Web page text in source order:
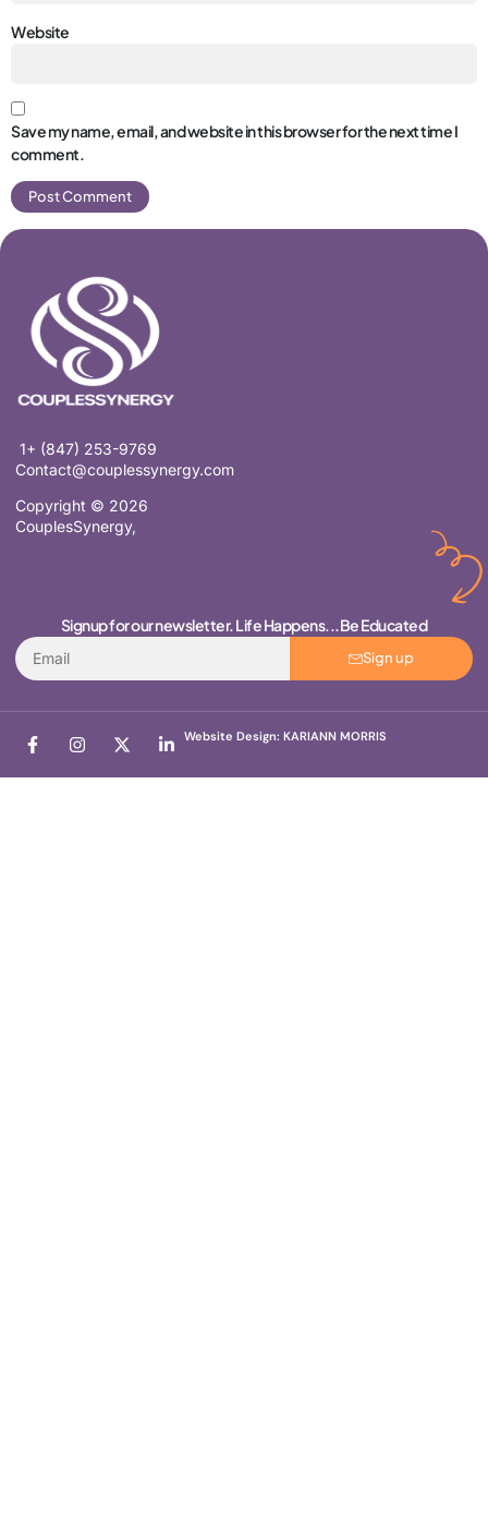
Website
Save my name, email, and website in this browser for the next time I
comment.
1+ (847) 253-9769
Contact@couplessynergy.com
Copyright © 2026
CouplesSynergy,
Signup for our newsletter. Life Happens...Be Educated
Sign up
Website Design: KARIANN MORRIS